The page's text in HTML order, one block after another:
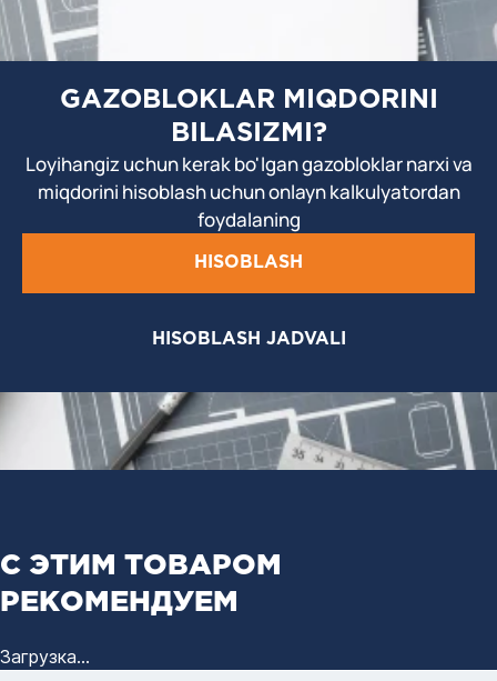
GAZOBLOKLAR MIQDORINI
BILASIZMI?
Loyihangiz uchun kerak bo'lgan gazobloklar narxi va
miqdorini hisoblash uchun onlayn kalkulyatordan
foydalaning
HISOBLASH
HISOBLASH JADVALI
С ЭТИМ ТОВАРОМ
РЕКОМЕНДУЕМ
Загрузка...